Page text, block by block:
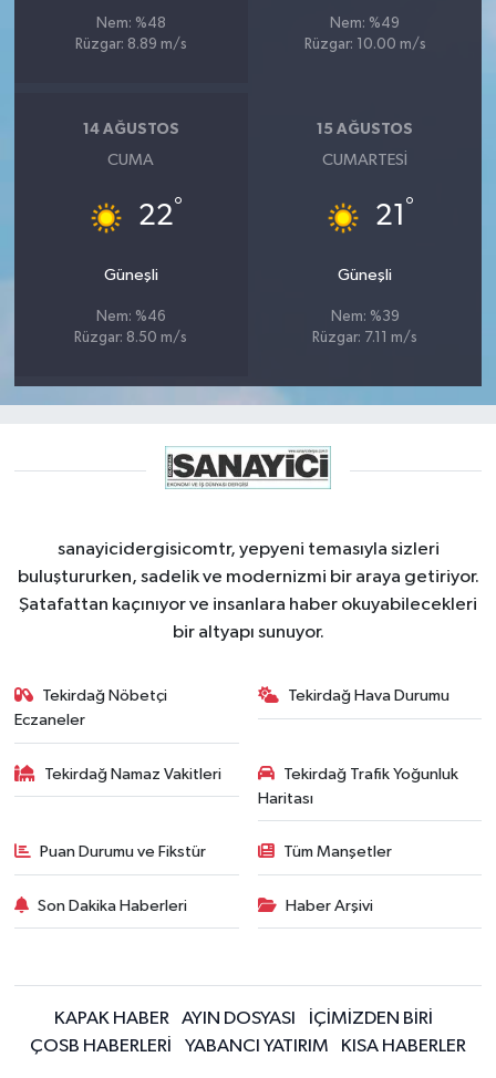
Nem: %48
Rüzgar: 8.89 m/s
Nem: %49
Rüzgar: 10.00 m/s
14 AĞUSTOS
CUMA
22°
Güneşli
Nem: %46
Rüzgar: 8.50 m/s
15 AĞUSTOS
CUMARTESI
21 °
Güneşli
Nem: %39
Rüzgar: 7.11 m/s
sanayicidergisicomtr, yepyeni temasıyla sizleri
buluştururken, sadelik ve modernizmi bir araya getiriyor.
Şatafattan kaçınıyor ve insanlara haber okuyabilecekleri
bir altyapı sunuyor.
Tekirdağ Nöbetçi
Eczaneler
Tekirdağ Hava Durumu
Tekirdağ Namaz Vakitleri
Tekirdağ Trafik Yoğunluk
Haritası
Puan Durumu ve Fikstür Tüm Manşetler
Son Dakika Haberleri Haber Arşivi
KAPAK HABER AYIN DOSYASI
İÇİMİZDEN BİRİ
ÇOSB HABERLERİ
YABANCI YATIRIM KISA HABERLER